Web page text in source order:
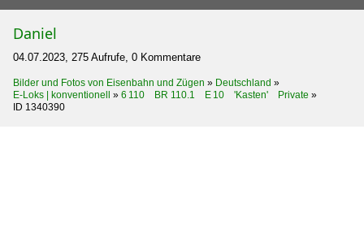
Daniel
04.07.2023, 275 Aufrufe, 0 Kommentare
Bilder und Fotos von Eisenbahn und Zügen » Deutschland »
E-Loks | konventionell » 6 110 BR 110.1 E 10 'Kasten' Private »
ID 1340390